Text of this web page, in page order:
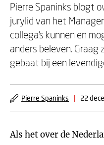
Pierre Spaninks blogt
jurylid van het
collega's kunnen en
anders beleven.
gebaat bij een
Pierre Spaninks | 22
Als het over de